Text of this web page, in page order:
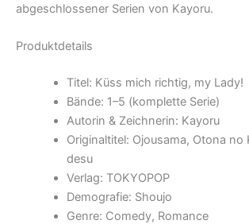
abgeschlossener Serien von Kayoru.
Produktdetails
Titel: Küss mich richtig, my Lady!
Bände: 1–5 (komplette Serie)
Autorin & Zeichnerin: Kayoru
Originaltitel: Ojousama, Otona no
desu
Verlag: TOKYOPOP
Demografie: Shoujo
Genre: Comedy, Romance